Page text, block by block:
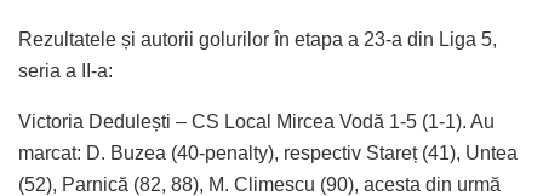
Rezultatele și autorii golurilor în etapa a 23-a din Liga 5,
seria a II-a:
Victoria Dedulești – CS Local Mircea Vodă 1-5 (1-1). Au
marcat: D. Buzea (40-penalty), respectiv Stareț (41), Untea
(52), Parnică (82, 88), M. Climescu (90), acesta din urmă